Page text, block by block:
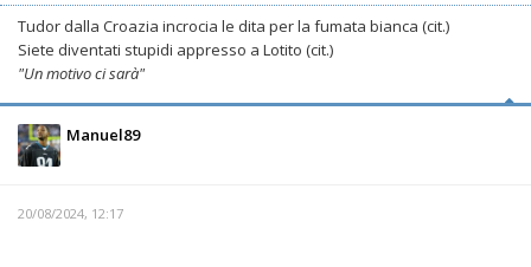
Tudor dalla Croazia incrocia le dita per la fumata bianca (cit.)
Siete diventati stupidi appresso a Lotito (cit.)
"Un motivo ci sarà"
Manuel89
20/08/2024, 12:17